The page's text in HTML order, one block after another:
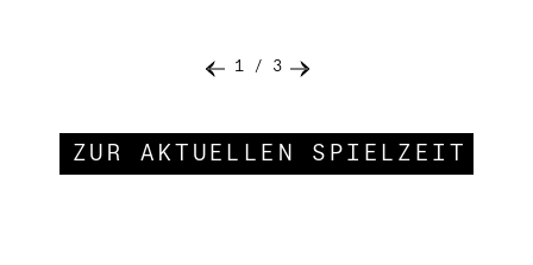
1 / 3
ZUR AKTUELLEN SPIELZEIT